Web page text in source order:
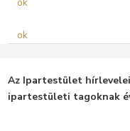
ok
Az Ipartestület
ipartestületi tagoknak